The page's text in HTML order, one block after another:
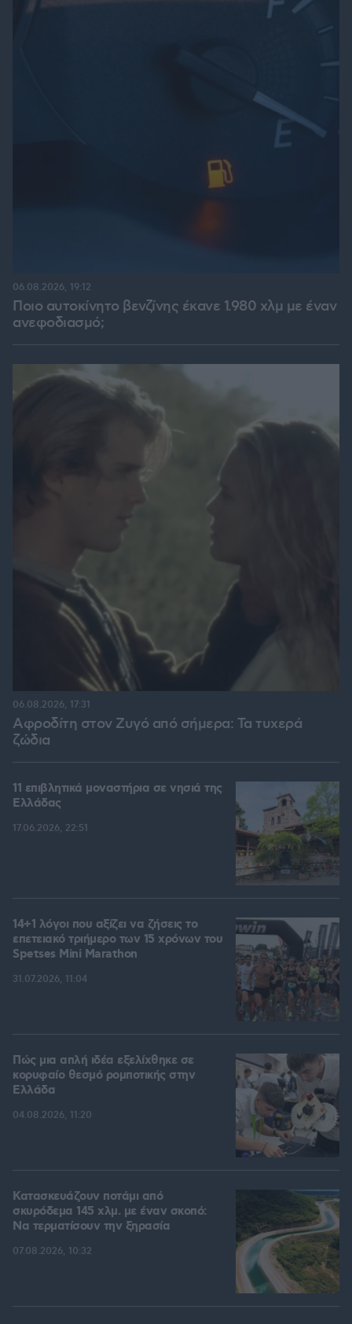
Ποιο αυτοκίνητο βενζίνης έκανε 1.980 χλμ με έναν
ανεφοδιασμό;
06.08.2026, 19:12
Αφροδίτη στον Ζυγό από σήμερα: Τα τυχερά
ζώδια
06.08.2026, 17:31
11 επιβλητικά μοναστήρια σε νησιά της
Ελλάδας
17.06.2026, 22:51
14+1 λόγοι που αξίζει να ζήσεις το
επετειακό τριήμερο των 15 χρόνων του
Spetses Mini Marathon
31.07.2026, 11:04
Πώς μια απλή ιδέα εξελίχθηκε σε
κορυφαίο θεσμό ρομποτικής στην
Ελλάδα
04.08.2026, 11:20
Κατασκευάζουν ποτάμι από
σκυρόδεμα 145 χλμ. με έναν σκοπό:
Να τερματίσουν την ξηρασία
07.08.2026, 10:32